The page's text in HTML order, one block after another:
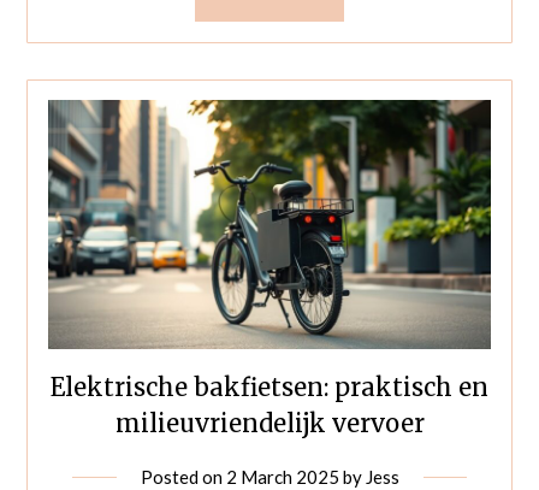
Elektrische bakfietsen: praktisch en
milieuvriendelijk vervoer
Posted on 2 March 2025 by Jess